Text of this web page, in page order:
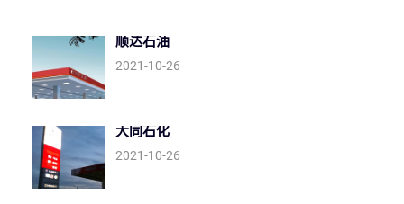
顺达石油
2021-10-26
大同石化
2021-10-26